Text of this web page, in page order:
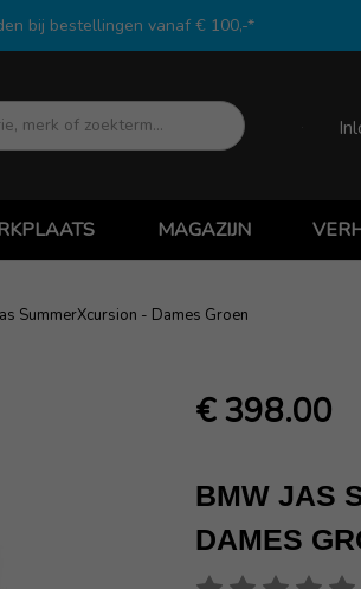
bij bestellingen vanaf € 100,-*
Zoek
MAGAZIJN
SummerXcursion - Dames Groen
€ 398.00
BMW JAS
DAMES